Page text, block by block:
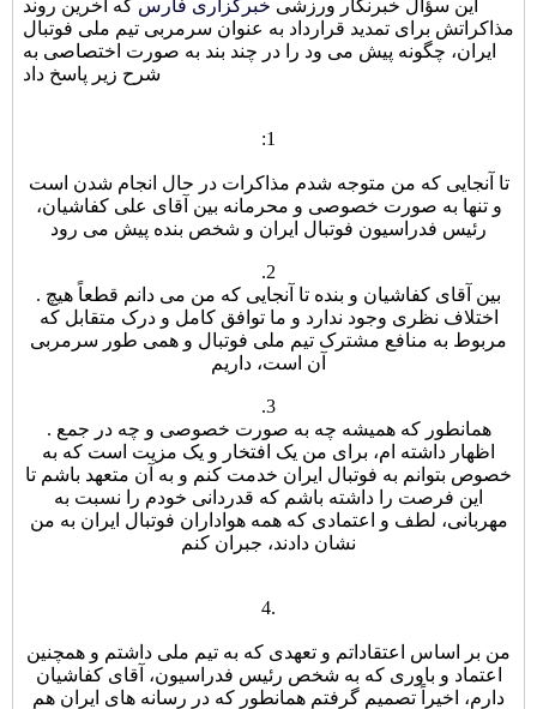
این سؤال خبرنگار ورزشی خبرگزاری فارس که آخرین روند
مذاکراتش برای تمدید قرارداد به عنوان سرمربی تیم ملی فوتبال
ایران، چگونه پیش می ود را در چند بند به صورت اختصاصی به
شرح زیر پاسخ داد
:1
تا آنجایی که من متوجه شدم مذاکرات در حال انجام شدن است
و تنها به صورت خصوصی و محرمانه بین آقای علی کفاشیان،
رئیس فدراسیون فوتبال ایران و شخص بنده پیش می رود
.2
. بین آقای کفاشیان و بنده تا آنجایی که من می دانم قطعاً هیچ
اختلاف نظری وجود ندارد و ما توافق کامل و درک متقابل که
مربوط به منافع مشترک تیم ملی فوتبال و همی طور سرمربی
آن است، داریم
.3
. همانطور که همیشه چه به صورت خصوصی و چه در جمع
اظهار داشته ام، برای من یک افتخار و یک مزیت است که به
خصوص بتوانم به فوتبال ایران خدمت کنم و به آن متعهد باشم تا
این فرصت را داشته باشم که قدردانی خودم را نسبت به
مهربانی، لطف و اعتمادی که همه هواداران فوتبال ایران به من
نشان دادند، جبران کنم
4.
من بر اساس اعتقاداتم و تعهدی که به تیم ملی داشتم و همچنین
اعتماد و باوری که به شخص رئیس فدراسیون، آقای کفاشیان
دارم، اخیراً تصمیم گرفتم همانطور که در رسانه های ایران هم